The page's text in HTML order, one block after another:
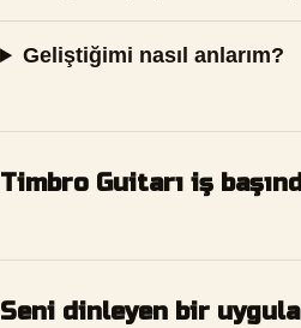
Geliştiğimi nasıl anlarım?
Timbro Guitarı iş
Seni dinleyen bir